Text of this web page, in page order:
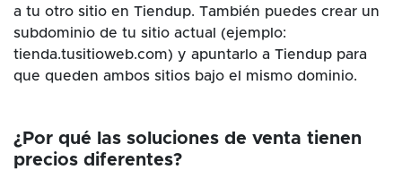
a tu otro sitio en Tiendup. También puedes crear un
subdominio de tu sitio actual (ejemplo:
tienda.tusitioweb.com) y apuntarlo a Tiendup para
que queden ambos sitios bajo el mismo dominio.
¿Por qué las soluciones de venta tienen
precios diferentes?